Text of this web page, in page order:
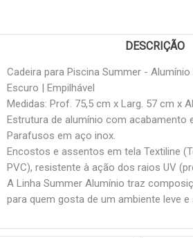
DESCRIÇÃO
Cadeira para Piscina Summer - Alumínio
Escuro | Empilhável
Medidas: Prof. 75,5 cm x Larg. 57 cm x
Estrutura de alumínio com acabamento
Parafusos em aço inox.
Encostos e assentos em tela Textiline
PVC), resistente à ação dos raios UV
A Linha Summer Alumínio traz
para quem gosta de um ambiente leve